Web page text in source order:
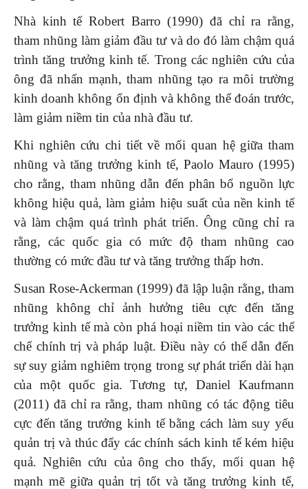
Nhà kinh tế Robert Barro (1990) đã chỉ ra rằng,
tham nhũng làm giảm đầu tư và do đó làm chậm quá
trình tăng trưởng kinh tế. Trong các nghiên cứu của
ông đã nhấn mạnh, tham nhũng tạo ra môi trường
kinh doanh không ổn định và không thể đoán trước,
làm giảm niềm tin của nhà đầu tư.
Khi nghiên cứu chi tiết về mối quan hệ giữa tham
nhũng và tăng trưởng kinh tế, Paolo Mauro (1995)
cho rằng, tham nhũng dẫn đến phân bổ nguồn lực
không hiệu quả, làm giảm hiệu suất của nền kinh tế
và làm chậm quá trình phát triển. Ông cũng chỉ ra
rằng, các quốc gia có mức độ tham nhũng cao
thường có mức đầu tư và tăng trưởng thấp hơn.
Susan Rose-Ackerman (1999) đã lập luận rằng, tham
nhũng không chỉ ảnh hưởng tiêu cực đến tăng
trưởng kinh tế mà còn phá hoại niềm tin vào các thể
chế chính trị và pháp luật. Điều này có thể dẫn đến
sự suy giảm nghiêm trọng trong sự phát triển dài hạn
của một quốc gia. Tương tự, Daniel Kaufmann
(2011) đã chỉ ra rằng, tham nhũng có tác động tiêu
cực đến tăng trưởng kinh tế bằng cách làm suy yếu
quản trị và thúc đẩy các chính sách kinh tế kém hiệu
quả. Nghiên cứu của ông cho thấy, mối quan hệ
mạnh mẽ giữa quản trị tốt và tăng trưởng kinh tế,